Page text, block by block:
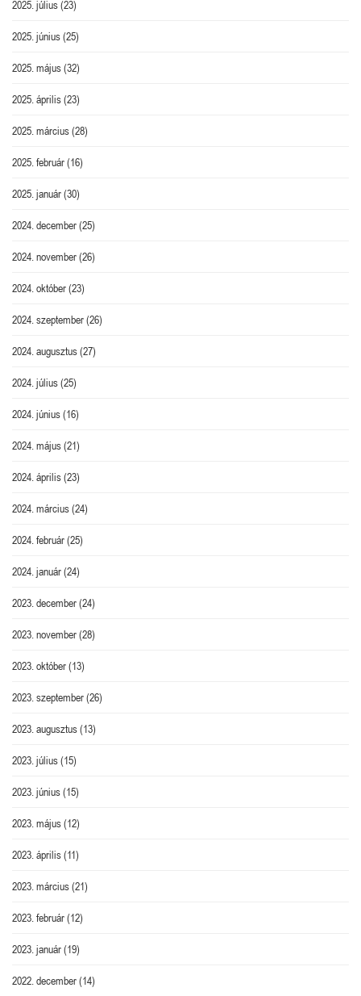
2025. július(23)
2025. június(25)
2025. május(32)
2025. április(23)
2025. március(28)
2025. február(16)
2025. január(30)
2024. december(25)
2024. november(26)
2024. október(23)
2024. szeptember(26)
2024. augusztus(27)
2024. július(25)
2024. június(16)
2024. május(21)
2024. április(23)
2024. március(24)
2024. február(25)
2024. január(24)
2023. december(24)
2023. november(28)
2023. október(13)
2023. szeptember(26)
2023. augusztus(13)
2023. július(15)
2023. június(15)
2023. május(12)
2023. április(11)
2023. március(21)
2023. február(12)
2023. január(19)
2022. december(14)